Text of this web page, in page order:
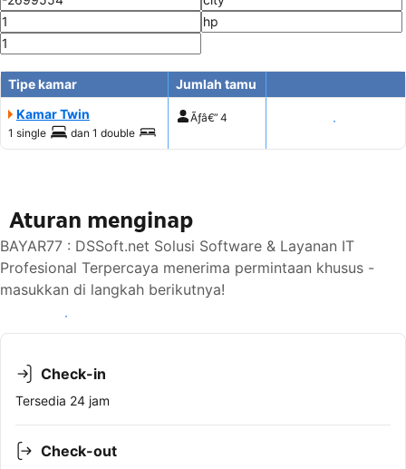
Tipe kamar
Jumlah tamu
Kamar Twin
1 single dan 1 double
Ãƒâ€” 4 Tampilkan harga
Aturan menginap
BAYAR77 : DSSoft.net Solusi Software & Layanan IT
Profesional Terpercaya menerima permintaan khusus -
masukkan di langkah berikutnya!
Lihat ketersediaan
Check-in
Tersedia 24 jam
Check-out